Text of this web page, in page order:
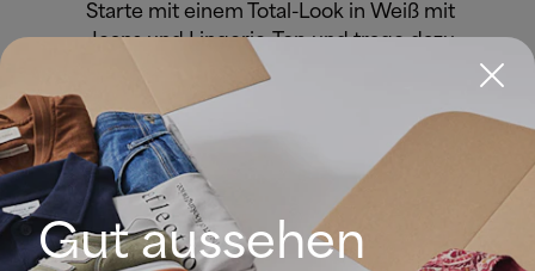
Starte mit einem Total-Look in Weiß mit
Jeans und Lingerie-Top und trage dazu
einen rosafarbenen Blazer. Der Kontrast
zwischen den Farben und den
unterschiedlichen Stilen wird einfach toll
aussehen. Vervollständige den Look mit
einer weißen Tasche und Halbschuhen.
Gut aussehen